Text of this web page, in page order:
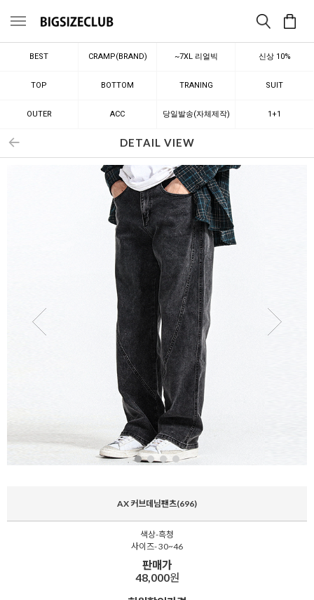
메뉴
BEST CRAMP(BRAND) ~7XL 리얼빅 신상 10%
TOP BOTTOM TRANING SUIT
OUTER ACC 당일발송(자체제작) 1+1
DETAIL VIEW
AX 커브데님팬츠(696)
색상-흑청
사이즈- 30~46
판매가
48,000원